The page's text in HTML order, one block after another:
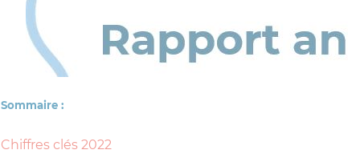
Sommaire :
Chiffres clés 2022